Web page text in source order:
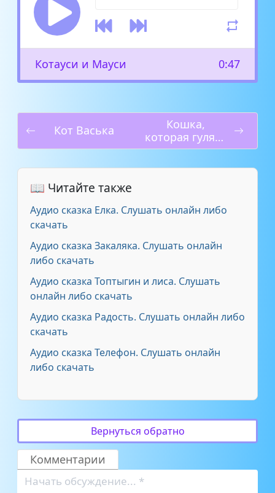
Котауси и Мауси 0:47
Кот Васька
Кошка,
которая гуляла
сама по себе
📖 Читайте также
Аудио сказка Елка. Слушать онлайн либо
скачать
Аудио сказка Закаляка. Слушать онлайн
либо скачать
Аудио сказка Топтыгин и лиса. Слушать
онлайн либо скачать
Аудио сказка Радость. Слушать онлайн либо
скачать
Аудио сказка Телефон. Слушать онлайн
либо скачать
Вернуться обратно
Комментарии